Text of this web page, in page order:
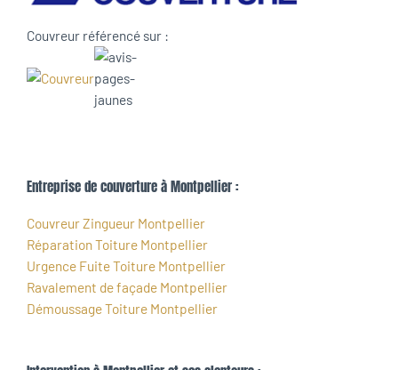
Couvreur référencé sur :
Entreprise de couverture à Montpellier :
Couvreur Zingueur Montpellier
Réparation Toiture Montpellier
Urgence Fuite Toiture Montpellier
Ravalement de façade Montpellier
Démoussage Toiture Montpellier